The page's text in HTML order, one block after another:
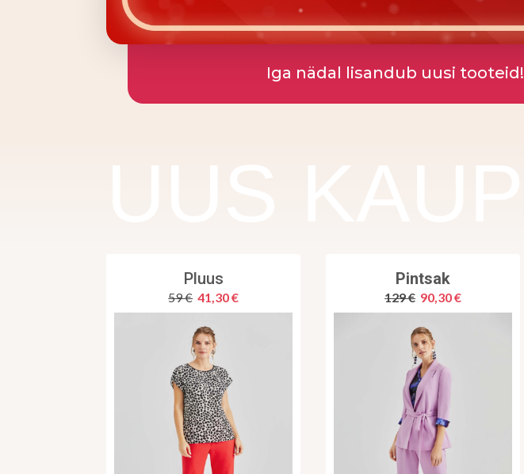
Iga nädal lisandub uusi tooteid!
Pluus
59 € 41,30 €
Pintsak
129 € 90,30 €